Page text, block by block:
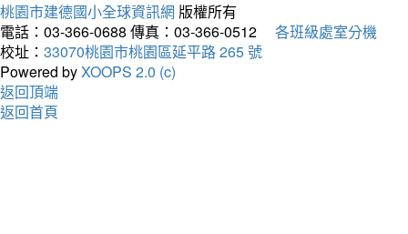
桃園市建德國小全球資訊網 版權所有
電話：03-366-0688 傳真：03-366-0512
各班級處室分機
校址： 33070桃園市桃園區延平路 265 號
Powered byXOOPS 2.0 (c)
返回頂端
返回首頁